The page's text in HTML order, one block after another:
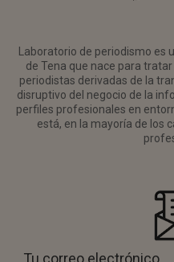
Laboratorio de periodismo es
de Tena que nace para
periodistas derivadas de la
disruptivo del negocio de la
perfiles profesionales en
está, en la mayoría de los